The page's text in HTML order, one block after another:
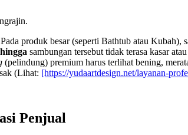
Pada produk besar (seperti Bathtub atau Kubah),
sambungan tersebut tidak terasa kasar
(pelindung) premium harus terlihat bening,
(Lihat: [https://yudaartdesign.net/layanan-
Penjual